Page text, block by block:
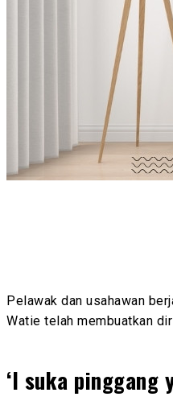
Pelawak dan usahawan
Watie telah membuatkan
‘I suka pinggang